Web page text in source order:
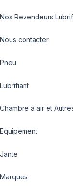
Nos Revendeurs
Nous contacter
Pneu
Lubrifiant
Chambre à air et
Equipement
Jante
Marques